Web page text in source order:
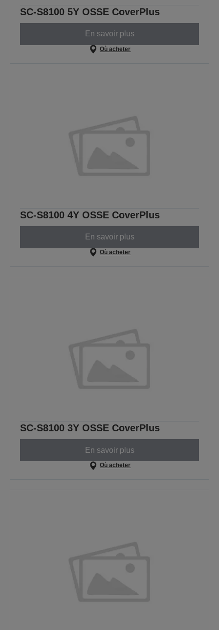
SC-S8100 5Y OSSE CoverPlus
En savoir plus
Où acheter
SC-S8100 4Y OSSE CoverPlus
En savoir plus
Où acheter
SC-S8100 3Y OSSE CoverPlus
En savoir plus
Où acheter